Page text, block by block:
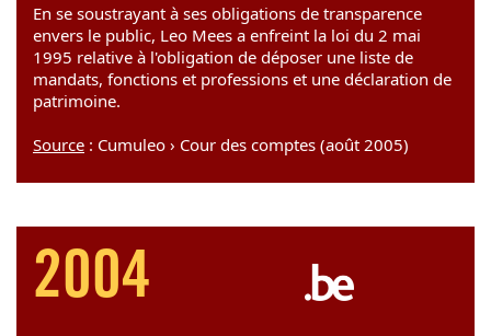
En se soustrayant à ses obligations de transparence
envers le public, Leo Mees a enfreint la loi du 2 mai
1995 relative à l'obligation de déposer une liste de
mandats, fonctions et professions et une déclaration de
patrimoine.
Source : Cumuleo › Cour des comptes (août 2005)
2004